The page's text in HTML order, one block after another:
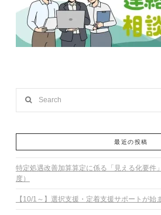
最近の投稿
特定処遇改善加算算定に係る「見える化要件
度）
【10/1～】選択支援・定着支援サポートが始